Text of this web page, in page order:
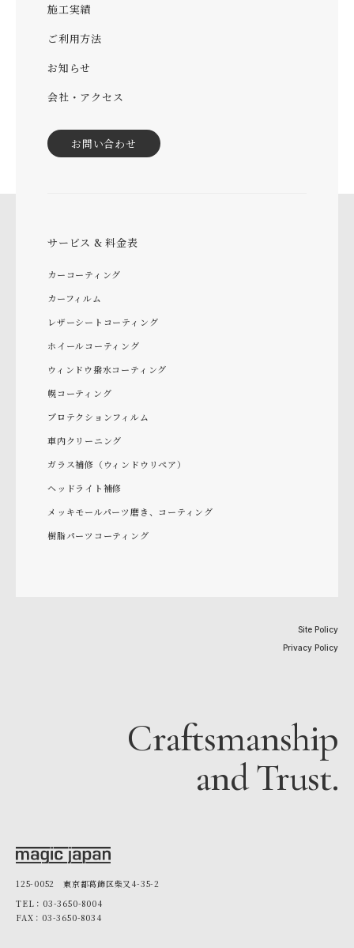
施工実績
ご利用方法
お知らせ
会社・アクセス
お問い合わせ
サービス & 料金表
カーコーティング
カーフィルム
レザーシートコーティング
ホイールコーティング
ウィンドウ撥水コーティング
幌コーティング
プロテクションフィルム
車内クリーニング
ガラス補修（ウィンドウリペア）
ヘッドライト補修
メッキモールパーツ磨き、コーティング
樹脂パーツコーティング
Site Policy
Privacy Policy
Craftsmanship
and Trust.
125-0052 東京都葛飾区柴又4-35-2
TEL：03-3650-8004
FAX：03-3650-8034